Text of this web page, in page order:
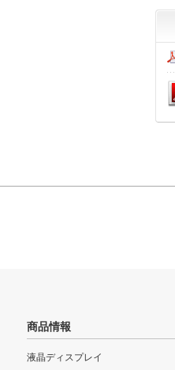
商品情報
液晶ディスプレイ